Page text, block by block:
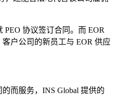
PEO 协议签订合同。而 EOR
户公司的新员工与 EOR 供应
而服务，INS Global 提供的